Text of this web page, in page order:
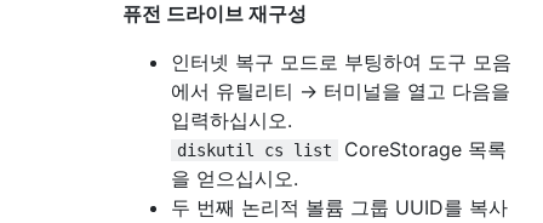
퓨전 드라이브 재구성
인터넷 복구 모드로 부팅하여 도구 모음
에서 유틸리티 → 터미널을 열고 다음을
입력하십시오.
diskutil cs list
CoreStorage 목록
을 얻으십시오.
두 번째 논리적 볼륨 그룹 UUID를 복사